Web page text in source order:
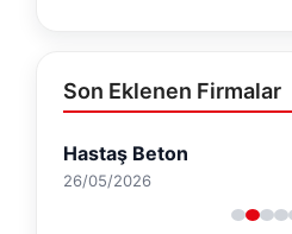
Son Eklenen Firmalar
Hastaş Beton
26/05/2026